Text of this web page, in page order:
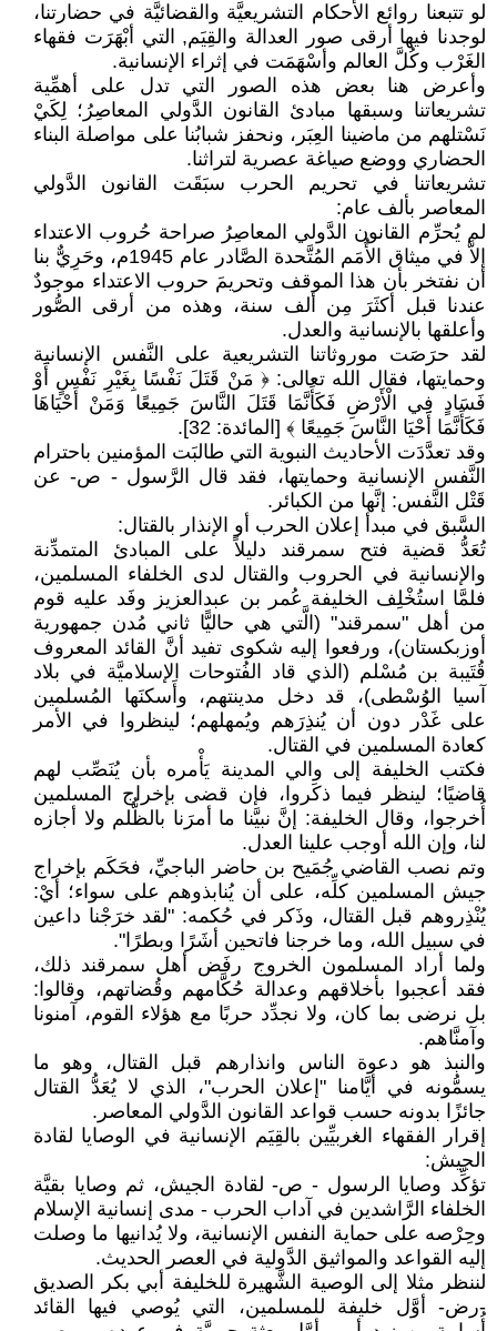
لو تتبعنا روائع الأحكام التشريعيَّة والقضائيَّة في حضارتنا،
لوجدنا فيها أرقى صور العدالة والقِيَم, التي أبْهَرَت فقهاء
الغَرْب وكُلَّ العالم وأسْهَمَت في إثراء الإنسانية.
وأعرض هنا بعض هذه الصور التي تدل على أهمِّية
تشريعاتنا وسبقها مبادئ القانون الدَّولي المعاصِرُ؛ لِكَيْ
نَسْتلهم من ماضينا العِبَر، ونحفز شبابُنا على مواصلة البناء
الحضاري ووضع صياغة عصرية لتراثنا.
تشريعاتنا في تحريم الحرب سبَقَت القانون الدَّولي
المعاصر بألف عام:
لم يُحرِّم القانون الدَّولي المعاصِرُ صراحة حُروب الاعتداء
إلاَّ في ميثاق الأُمَم المُتَّحدة الصَّادر عام 1945م، وحَرِيٌّ بنا
أن نفتخر بأن هذا الموقف وتحريمَ حروب الاعتداء موجودٌ
عندنا قبل أكثَرَ مِن ألف سنة، وهذه من أرقى الصُّور
وأعلقها بالإنسانية والعدل.
لقد حرَصَت موروثاتنا التشريعية على النَّفس الإنسانية
وحمايتها، فقال الله تعالى: ﴿ مَنْ قَتَلَ نَفْسًا بِغَيْرِ نَفْسٍ أَوْ
فَسَادٍ فِي الْأَرْضِ فَكَأَنَّمَا قَتَلَ النَّاسَ جَمِيعًا وَمَنْ أَحْيَاهَا
فَكَأَنَّمَا أَحْيَا النَّاسَ جَمِيعًا ﴾ [المائدة: 32].
وقد تعدَّدَت الأحاديث النبوية التي طالبَت المؤمنين باحترام
النَّفس الإنسانية وحمايتها، فقد قال الرَّسول - ص- عن
قَتْل النَّفس: إنَّها من الكبائر.
السَّبق في مبدأ إعلان الحرب أو الإنذار بالقتال:
تُعَدُّ قضية فتح سمرقند دليلاً على المبادئ المتمدِّنة
والإنسانية في الحروب والقتال لدى الخلفاء المسلمين،
فلمَّا استُخْلِف الخليفة عُمر بن عبدالعزيز وفَد عليه قوم
من أهل "سمرقند" (الَّتي هي حاليًّا ثاني مُدن جمهورية
أوزبكستان)، ورفعوا إليه شكوى تفيد أنَّ القائد المعروف
قُتَيبة بن مُسْلم (الذي قاد الفُتوحات الإسلاميَّة في بلاد
آسيا الوُسْطى)، قد دخل مدينتهم، وأَسكنَها المُسلمين
على غَدْر دون أن يُنذِرَهم ويُمهلهم؛ لينظروا في الأمر
كعادة المسلمين في القتال.
فكتب الخليفة إلى والي المدينة يَأْمره بأن يُنَصِّب لهم
قاضيًا؛ لينظر فيما ذكَروا، فإن قضى بإخراج المسلمين
أُخرجوا، وقال الخليفة: إنَّ نبيَّنا ما أمرَنا بالظُّلم ولا أجازه
لنا، وإن الله أوجب علينا العدل.
وتم نصب القاضي جُمَيح بن حاضر الباجيِّ، فحَكَم بإخراج
جيش المسلمين كلِّه، على أن يُنابذوهم على سواء؛ أيْ:
يُنْذِروهم قبل القتال، وذَكر في حُكمه: "لقد خرَجْنا داعين
في سبيل الله، وما خرجنا فاتحين أشَرًا وبطرًا".
ولما أراد المسلمون الخروج رفَض أهل سمرقند ذلك،
فقد أعجبوا بأخلاقهم وعدالة حُكَّامهم وقُضاتهم، وقالوا:
بل نرضى بما كان، ولا نجدِّد حربًا مع هؤلاء القوم، آمنونا
وآمنَّاهم.
والنبذ هو دعوة الناس وانذارهم قبل القتال، وهو ما
يسمُّونه في أيَّامنا "إعلان الحرب"، الذي لا يُعَدُّ القتال
جائزًا بدونه حسب قواعد القانون الدَّولي المعاصر.
إقرار الفقهاء الغربيِّين بالقِيَم الإنسانية في الوصايا لقادة
الجيش:
تؤكِّد وصايا الرسول - ص- لقادة الجيش، ثم وصايا بقيَّة
الخلفاء الرَّاشدين في آداب الحرب - مدى إنسانية الإسلام
وحِرْصه على حماية النفس الإنسانية، ولا يُدانيها ما وصلت
إليه القواعد والمواثيق الدَّولية في العصر الحديث.
لننظر مثلا إلى الوصية الشَّهيرة للخليفة أبي بكر الصديق
-رض- أوَّل خليفة للمسلمين، التي يُوصي فيها القائد